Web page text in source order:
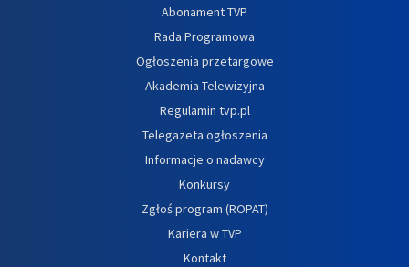
Abonament TVP
Rada Programowa
Ogłoszenia przetargowe
Akademia Telewizyjna
Regulamin tvp.pl
Telegazeta ogłoszenia
Informacje o nadawcy
Konkursy
Zgłoś program (ROPAT)
Kariera w TVP
Kontakt